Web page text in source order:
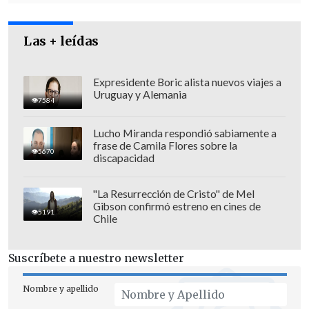
Las + leídas
7584
Expresidente Boric alista nuevos viajes a
Uruguay y Alemania
5670
Lucho Miranda respondió sabiamente a
frase de Camila Flores sobre la
discapacidad
5191
"La Resurrección de Cristo" de Mel
Gibson confirmó estreno en cines de
Chile
Suscríbete a nuestro newsletter
Nombre y apellido